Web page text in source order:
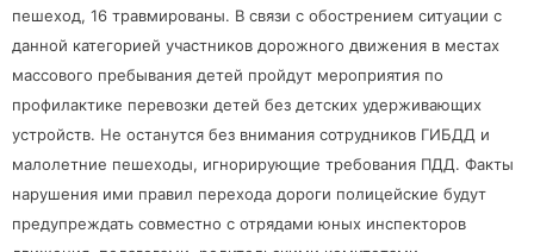
пешеход, 16 травмированы. В связи с обострением ситуации с
данной категорией участников дорожного движения в местах
массового пребывания детей пройдут мероприятия по
профилактике перевозки детей без детских удерживающих
устройств. Не останутся без внимания сотрудников ГИБДД и
малолетние пешеходы, игнорирующие требования ПДД. Факты
нарушения ими правил перехода дороги полицейские будут
предупреждать совместно с отрядами юных инспекторов